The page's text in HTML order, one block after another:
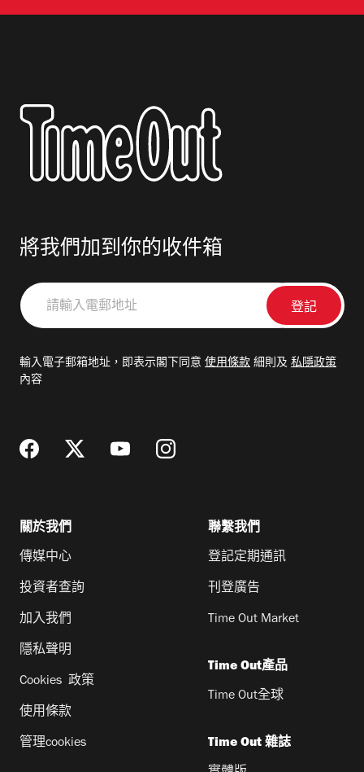
將我們加到你的收件箱
請
輸
郵
輸入電子郵箱地址，即表示閣下同意 使用條款 細則及 私隱政策
內容
關於我們
傳媒中心
投資者查詢
加入我們
隱私聲明
Cookies 政策
使用條款
管理cookies
聯繫我們
登記定期通訊
刊登廣告
Time Out Market
Time Out產品
Time Out全球
Time Out 雜誌